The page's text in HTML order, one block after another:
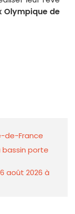
Olympique de
de-France
bassin porte
août 2026 à